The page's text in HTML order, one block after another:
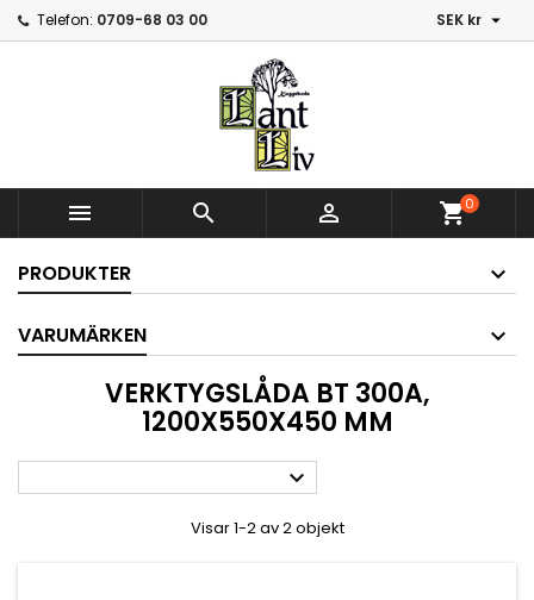
Telefon: 0709-68 03 00 SEK kr 
   shopping_cart0
PRODUKTER
VARUMÄRKEN
VERKTYGSLÅDA BT 300A,
1200X550X450 MM

Visar 1-2 av 2 objekt